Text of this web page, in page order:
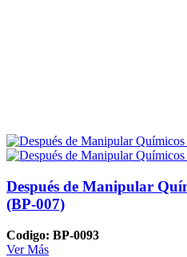
Después de Manipular
(BP-007)
Codigo: BP-0093
Ver Más